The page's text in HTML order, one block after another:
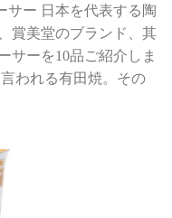
サー 日本を代表する陶
賞美堂のブランド、其
サーを10品ご紹介しま
われる有田焼。その